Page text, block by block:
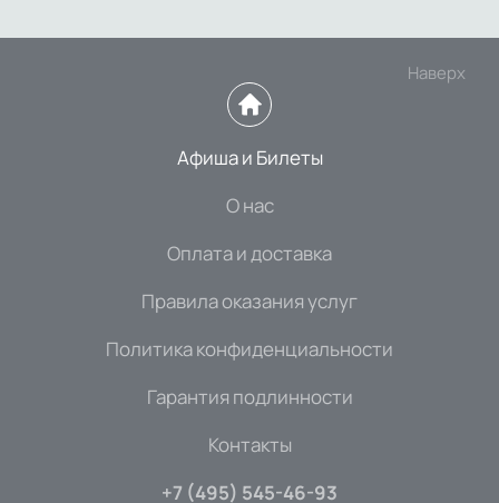
Наверх
Афиша и Билеты
О нас
Оплата и доставка
Правила оказания услуг
Политика конфиденциальности
Гарантия подлинности
Контакты
+7 (495) 545-46-93